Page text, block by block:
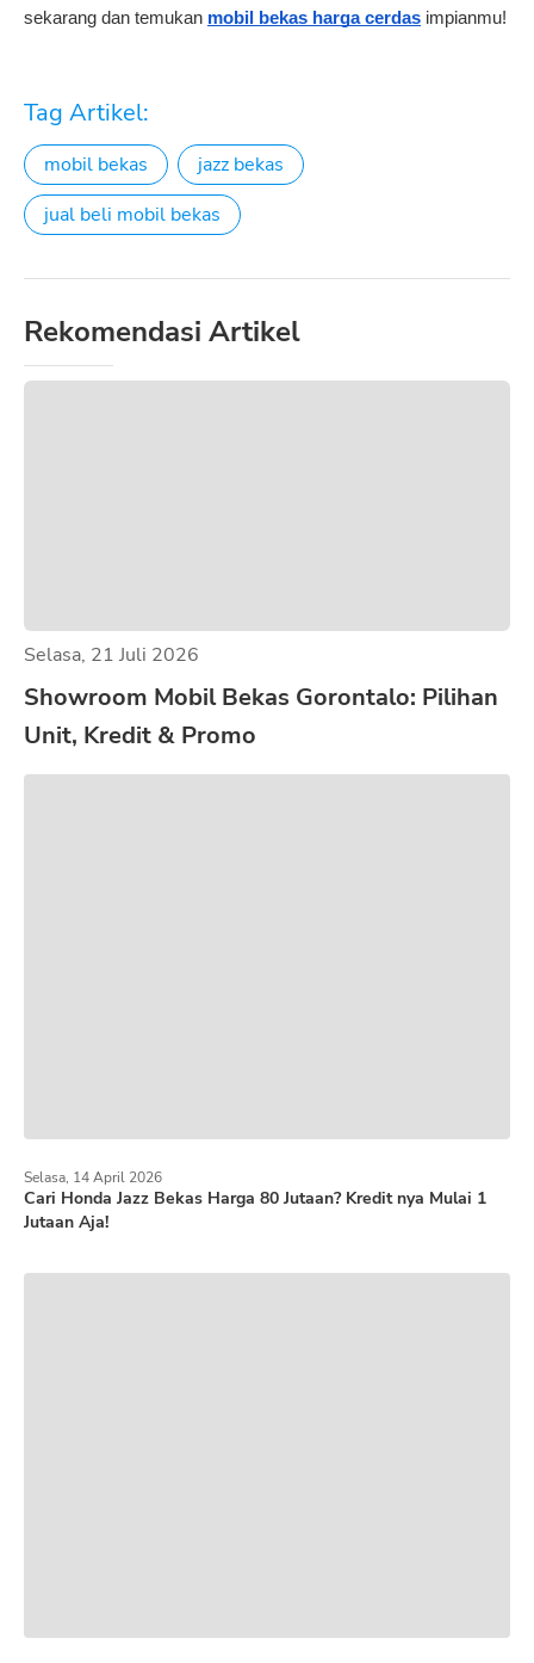
sekarang dan temukan mobil bekas harga cerdas impianmu!
Tag Artikel:
mobil bekas
jazz bekas
jual beli mobil bekas
Rekomendasi Artikel
Selasa, 21 Juli 2026
Showroom Mobil Bekas Gorontalo: Pilihan
Unit, Kredit & Promo
Cari Honda Jazz Bekas Harga 80 Jutaan? Kredit nya Mulai 1
Jutaan Aja!
Selasa, 14 April 2026